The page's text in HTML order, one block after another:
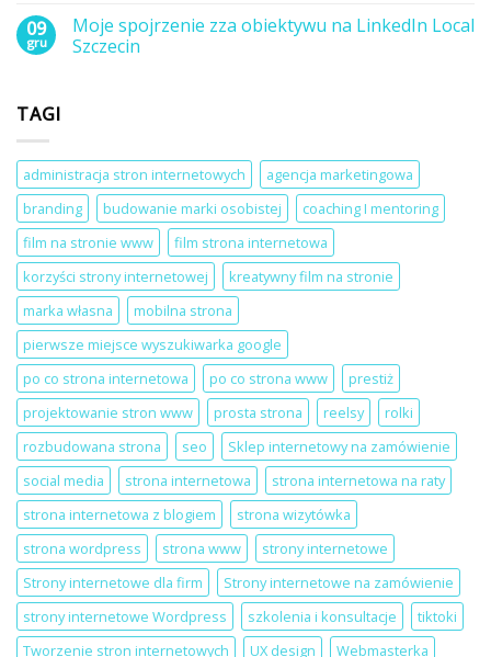
kursy
za
do
Masz
około
strona
internetowa
dla
salonu
beauty
09
gru
Moje spojrzenie zza obiektywu na LinkedIn Local
Szczecin
na
LinkedIn
Local
Szczecin
TAGI
administracja stron internetowych
agencja marketingowa
branding
budowanie marki osobistej
coaching I mentoring
film na stronie www
film strona internetowa
korzyści strony internetowej
kreatywny film na stronie
marka własna
mobilna strona
pierwsze miejsce wyszukiwarka google
po co strona internetowa
po co strona www
prestiż
projektowanie stron www
prosta strona reelsy
rolki
rozbudowana strona
seo
Sklep internetowy na zamówienie
social media
strona internetowa
strona internetowa na raty
strona internetowa z blogiem
strona wizytówka
strona wordpress
strona www
strony internetowe
Strony internetowe dla firm
Strony internetowe na zamówienie
strony internetowe Wordpress
szkolenia i konsultacje
tiktoki
Tworzenie stron internetowych
UX design Webmasterka